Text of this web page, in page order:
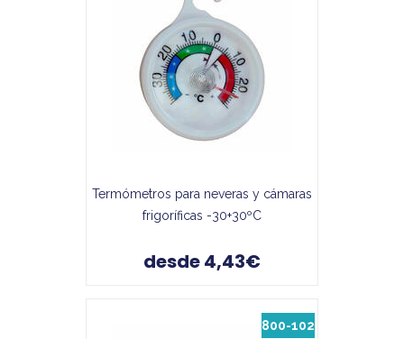
Termómetros para neveras y cámaras
frigoríficas -30+30ºC
desde 4,43€
800-102